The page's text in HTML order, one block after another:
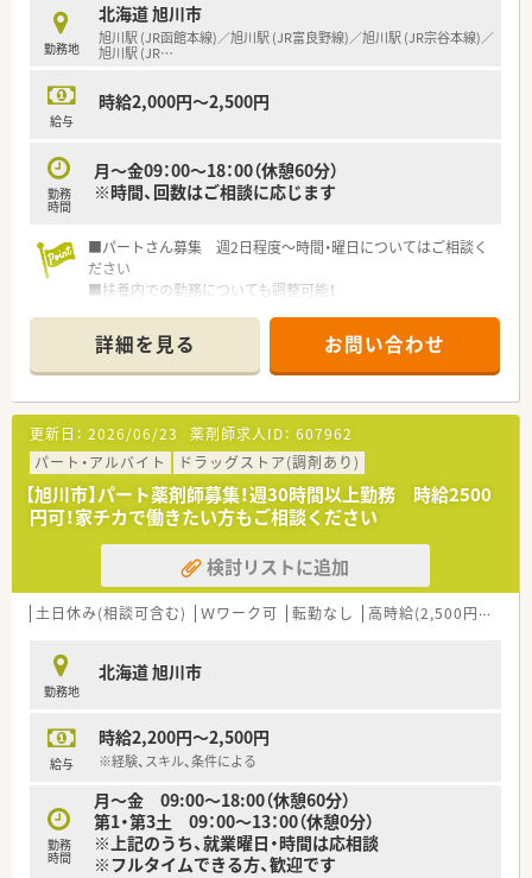
勤務地
北海道 旭川市
旭川駅 (JR函館本線)／旭川駅 (JR富良野線)／旭川駅 (JR宗谷本線)／
旭川駅 (JR…
給与
時給2,000円～2,500円
勤務
時間
月～金09：00～18：00（休憩60分）
※時間、回数はご相談に応じます
■パートさん募集 週2日程度～時間・曜日についてはご相談く
ださい
■扶養内での勤務についても調整可能！
を応援します
■ブランクのある方や調剤に自信のない方にも親身になってご
指導いたします
■大手安定企業で福利厚生、就業環境整っています
■旭川市内に複数店舗あり ご自宅近くでのご相談も可能です
詳細を見る お問い合わせ
更新日： 2026/06/23 薬剤師求人ID： 607962
パート・アルバイト
ドラッグストア(調剤あり)
【旭川市】パート薬剤師募集！週30時間以上勤務 時給2500
円可！家チカで働きたい方もご相談ください
検討リストに追加
土日休み(相談可含む) Ｗワーク可 転勤なし 高時給(2,500円以上)
勤務地
北海道 旭川市
給与
時給2,200円～2,500円
※経験、スキル、条件による
勤務
時間
月～金 09:00～18:00（休憩60分）
第1・第3土 09：00～13：00（休憩0分）
※上記のうち、就業曜日・時間は応相談
※フルタイムできる方、歓迎です